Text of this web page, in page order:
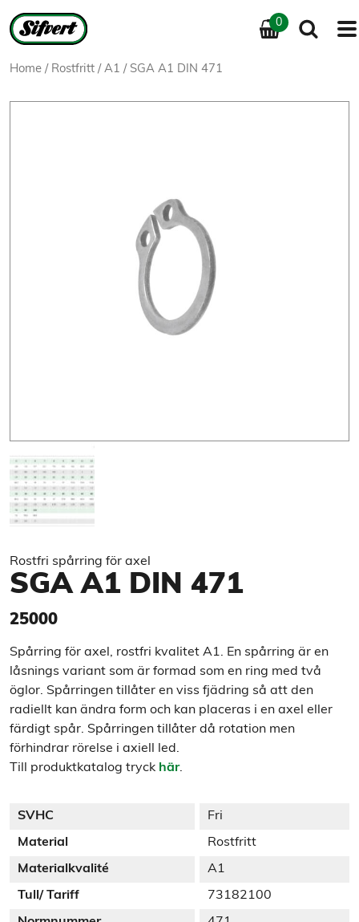
0
Home / Rostfritt / A1 / SGA A1 DIN 471
Rostfri spårring för axel
SGA A1 DIN 471
25000
Spårring för axel, rostfri kvalitet A1. En spårring är en
låsnings variant som är formad som en ring med två
öglor. Spårringen tillåter en viss fjädring så att den
radiellt kan ändra form och kan placeras i en axel eller
färdigt spår. Spårringen tillåter då rotation men
förhindrar rörelse i axiell led.
Till produktkatalog tryck här.
SVHC Fri
Material Rostfritt
Materialkvalité A1
Tull/ Tariff 73182100